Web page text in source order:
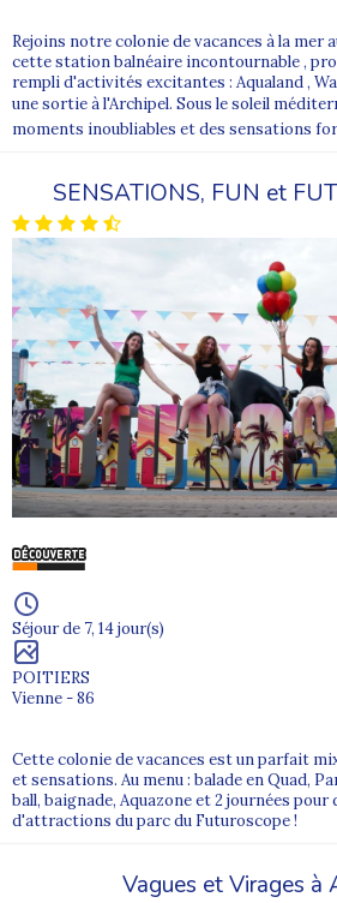
Rejoins notre colonie de vacances à la mer
cette station balnéaire incontournable ,
rempli d'activités excitantes : Aqualand ,
une sortie à l'Archipel. Sous le soleil
moments inoubliables et des sensations
SENSATIONS, FUN et
Séjour de 7, 14 jour(s)
POITIERS
Vienne - 86
Cette colonie de vacances est un parfait
et sensations. Au menu : balade en Quad,
ball, baignade, Aquazone et 2 journées
d'attractions du parc du Futuroscope !
Vagues et Virages à